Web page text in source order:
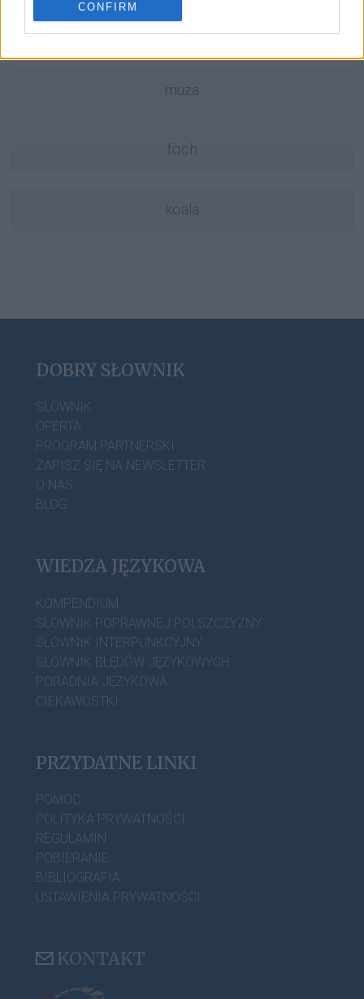
CONFIRM
jednak
muza
foch
koala
DOBRY SŁOWNIK
SŁOWNIK
OFERTA
PROGRAM PARTNERSKI
ZAPISZ SIĘ NA NEWSLETTER
O NAS
BLOG
WIEDZA JĘZYKOWA
KOMPENDIUM
SŁOWNIK POPRAWNEJ POLSZCZYZNY
SŁOWNIK INTERPUNKCYJNY
SŁOWNIK BŁĘDÓW JĘZYKOWYCH
PORADNIA JĘZYKOWA
CIEKAWOSTKI
PRZYDATNE LINKI
POMOC
POLITYKA PRYWATNOŚCI
REGULAMIN
POBIERANIE
BIBLIOGRAFIA
USTAWIENIA PRYWATNOŚCI
KONTAKT